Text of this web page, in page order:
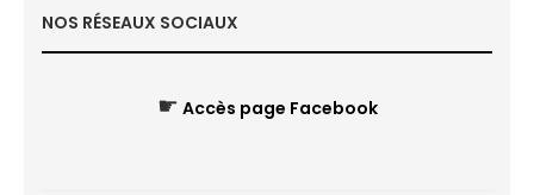
NOS RÉSEAUX SOCIAUX
☛ Accès page Facebook